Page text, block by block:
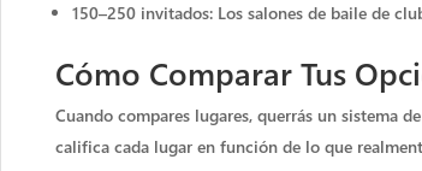
150–250 invitados: Los salones de baile de
Cómo Comparar Tus
Cuando compares lugares, querrás un sistema
califica cada lugar en función de lo que